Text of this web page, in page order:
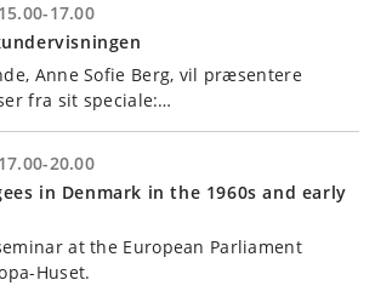
17.00
Anne Sofie Berg, vil præsentere
fra sit speciale:…
20.00
in Denmark in the 1960s and early
at the European Parliament
Huset.